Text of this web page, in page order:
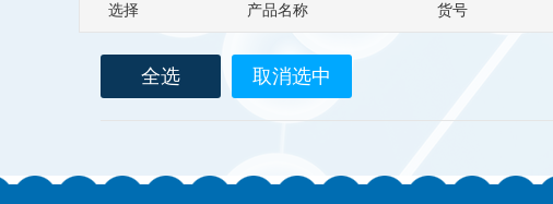
Biotez Berlin Diametra
Berry & Associates
Abbexa AbD Serotec
选择 产品名称 货号
全选 取消选中